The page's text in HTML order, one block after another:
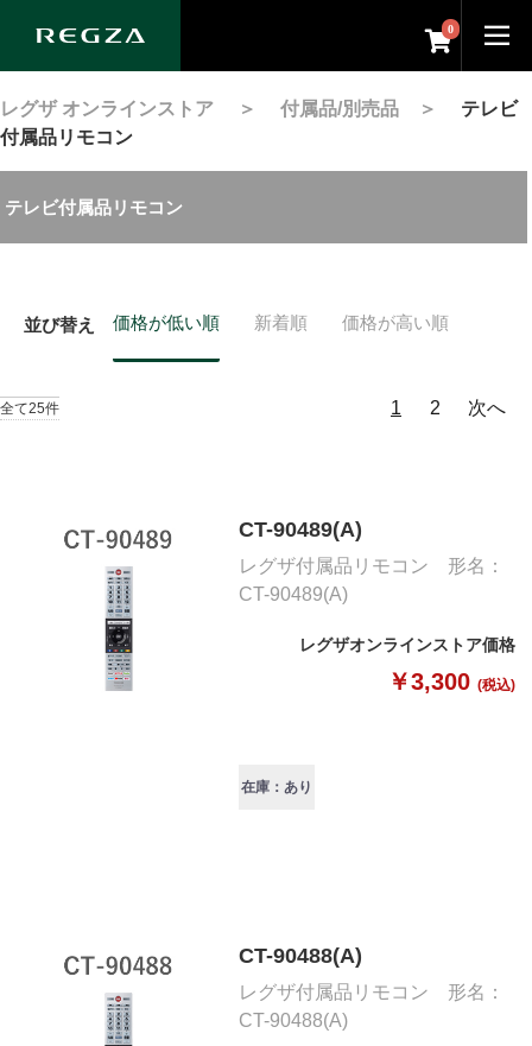
0
レグザ オンラインストア ＞ 付属品/別売品 ＞ テレビ
付属品リモコン
テレビ付属品リモコン
並び替え 価格が低い順 新着順 価格が高い順
全て25件 1 2 次へ
CT-90489(A)
レグザ付属品リモコン 形名：
CT-90489(A)
レグザオンラインストア価格
￥3,300 (税込)
在庫：あり
CT-90488(A)
レグザ付属品リモコン 形名：
CT-90488(A)